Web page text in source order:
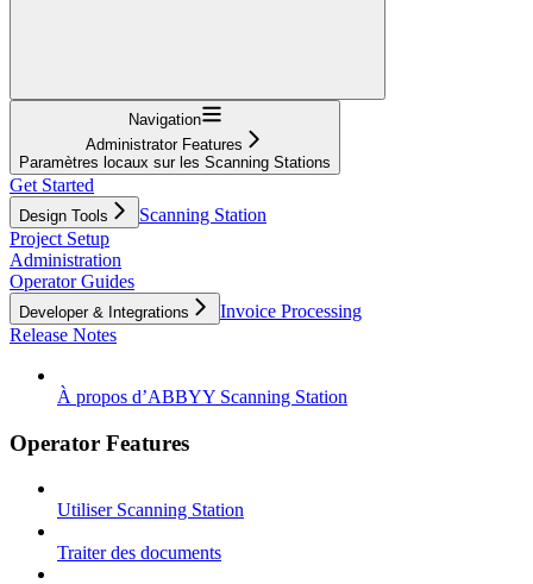
Navigation
Administrator Features
Paramètres locaux sur les Scanning Stations
Get Started
Design Tools
Scanning Station
Project Setup
Administration
Operator Guides
Developer & Integrations
Invoice Processing
Release Notes
À propos d’ABBYY Scanning Station
Operator Features
Utiliser Scanning Station
Traiter des documents